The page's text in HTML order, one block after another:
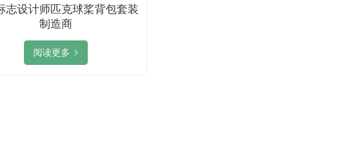
志设计师匹克球桨背包套装
制造商
阅读更多